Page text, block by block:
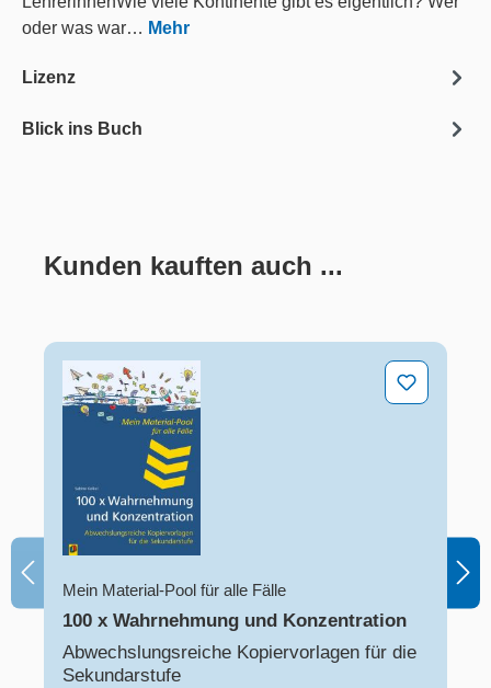
oder was war… Mehr
Lizenz
Blick ins Buch
Produktgalerie überspringen
Kunden kauften auch ...
100 x Wahrnehmung und Konzentration
Mein Material-Pool für alle Fälle
100 x Wahrnehmung und Konzentration
Abwechslungsreiche Kopiervorlagen für die
Sekundarstufe